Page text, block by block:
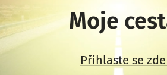
Moje
Přihlaste se zde